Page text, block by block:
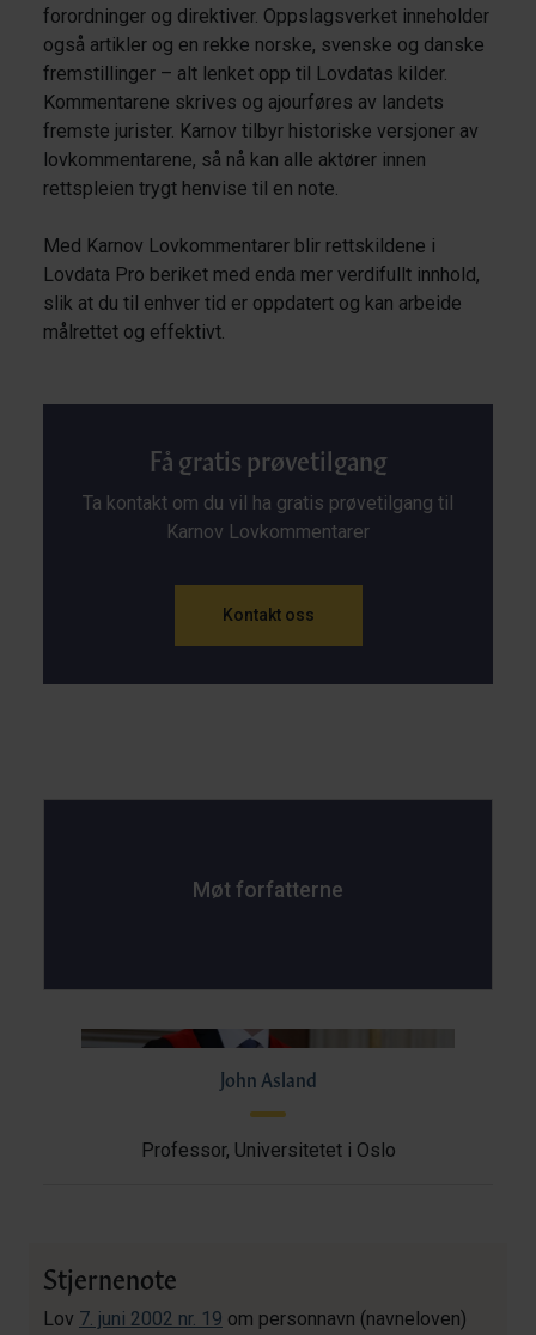
forordninger og direktiver. Oppslagsverket inneholder
også artikler og en rekke norske, svenske og danske
fremstillinger – alt lenket opp til Lovdatas kilder.
Kommentarene skrives og ajourføres av landets
fremste jurister. Karnov tilbyr historiske versjoner av
lovkommentarene, så nå kan alle aktører innen
rettspleien trygt henvise til en note.
Med Karnov Lovkommentarer blir rettskildene i
Lovdata Pro beriket med enda mer verdifullt innhold,
slik at du til enhver tid er oppdatert og kan arbeide
målrettet og effektivt.
Få gratis prøvetilgang
Ta kontakt om du vil ha gratis prøvetilgang til
Karnov Lovkommentarer
Kontakt oss
Møt forfatterne
John Asland
Professor, Universitetet i Oslo
Stjernenote
Lov 7. juni 2002 nr. 19 om personnavn (navneloven)